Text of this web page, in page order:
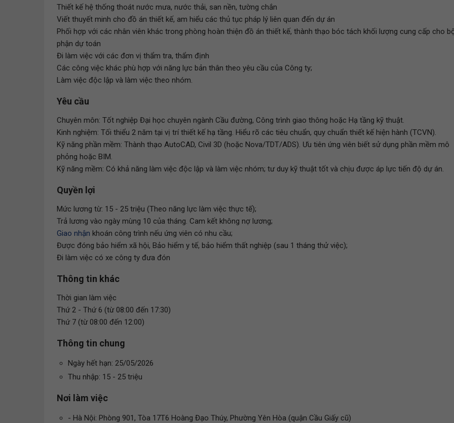
Thiết kế hệ thống thoát nước mưa, nước thải, san nền, tường chắn
Viết thuyết minh cho đồ án thiết kế, am hiểu các thủ tục pháp lý liên quan đến dự án
Phối hợp với các nhân viên khác trong phòng hoàn thiện đồ án thiết kế, thành thạo bóc tách khối lượng cung cấp cho
phận dự toán
Đi làm việc với các đơn vị thẩm tra, thẩm định
Các công việc khác phù hợp với năng lực bản thân theo yêu cầu của Công ty;
Làm việc độc lập và làm việc theo nhóm.
Yêu cầu
Chuyên môn: Tốt nghiệp Đại học chuyên ngành Cầu đường, Công trình giao thông hoặc Hạ tầng kỹ thuật.
Kinh nghiệm: Tối thiểu 2 năm tại vị trí thiết kế hạ tầng. Hiểu rõ các tiêu chuẩn, quy chuẩn thiết kế hiện hành (TCVN).
Kỹ năng phần mềm: Thành thạo AutoCAD, Civil 3D (hoặc Nova/TDT/ADS). Ưu tiên ứng viên biết sử dụng phần mềm mô
phỏng hoặc BIM.
Kỹ năng mềm: Có khả năng làm việc độc lập và làm việc nhóm; tư duy kỹ thuật tốt và chịu được áp lực tiến độ dự án.
Quyền lợi
Mức lương từ: 15 - 25 triệu (Theo năng lực làm việc thực tế);
Trả lương vào ngày mùng 10 của tháng. Cam kết không nợ lương;
Giao nhận khoán công trình nếu ứng viên có nhu cầu;
Được đóng bảo hiểm xã hội, Bảo hiểm y tế, bảo hiểm thất nghiệp (sau 1 tháng thử việc);
Đi làm việc có xe công ty đưa đón
Thông tin khác
Thời gian làm việc
Thứ 2 - Thứ 6 (từ 08:00 đến 17:30)
Thứ 7 (từ 08:00 đến 12:00)
Thông tin chung
Ngày hết hạn: 25/05/2026
Thu nhập: 15 - 25 triệu
Nơi làm việc
- Hà Nội: Phòng 901, Tòa 17T6 Hoàng Đạo Thúy, Phường Yên Hòa (quận Cầu Giấy cũ)